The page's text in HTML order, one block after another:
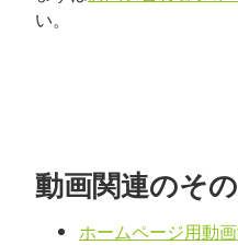
い。
動画関連のそ
ホームページ用動